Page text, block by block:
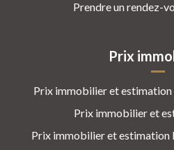
Prendre un rendez-
Prix
Prix immobilier et estimation
Prix immobilier et
Prix immobilier et estimation